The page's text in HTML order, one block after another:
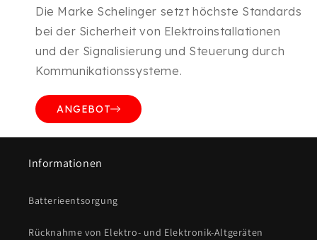
Die Marke Schelinger setzt höchste Standards
bei der Sicherheit von Elektroinstallationen
und der Signalisierung und Steuerung durch
Kommunikationssysteme.
ANGEBOT
Informationen
Batterieentsorgung
Rücknahme von Elektro- und Elektronik-Altgeräten